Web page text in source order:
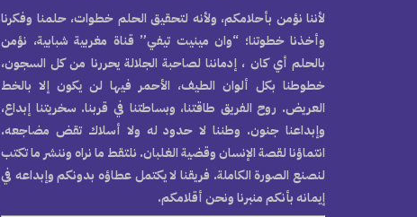
لأننا نؤمن بأحلامكم، ولأنه لتحقيق الحلم خطوات، حلمنا وفكرنا
وأخذنا خطوتنا؛ “وان مينيت تيفي” قناة مغربية شبابية، نؤمن
بالحلم أي كان ، إدماننا لصاحبة الجلالة يحررنا من كل السجون،
خطوطنا بكل ألوان الطيف، الأحمر فيها لن يكون إلا بالخط
العريض. روح الفريق طاقتنا، وبساطتنا في قربنا. سخريتنا إبداع،
وإبداعنا جنون. وطننا لا حدود له ولا أسلاك تقض مضاجعه.
انتماؤنا لقصة الإنسان وقضية الغلبان. نلتقط ما نراه وننشر ما تكتب
لنصنع الصورة الكاملة. فريقنا لا يكتمل عطاؤه بدونكم وإبداعه في
إيمانه بأنكم منبرنا ونحن أقلامكم.